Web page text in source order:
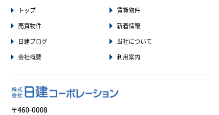
トップ
賃貸物件
売買物件
新着情報
日建ブログ
当社について
会社概要
利用案内
〒460-0008